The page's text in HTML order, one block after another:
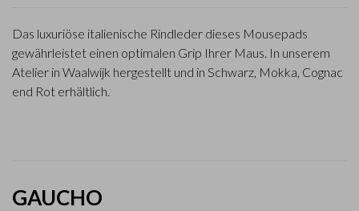
Das luxuriöse italienische Rindleder dieses Mousepads
gewährleistet einen optimalen Grip Ihrer Maus. In unserem
Atelier in Waalwijk hergestellt und in Schwarz, Mokka, Cognac
end Rot erhältlich.
GAUCHO